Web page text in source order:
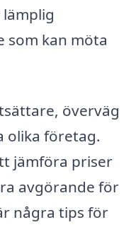
som kan möta
överväg
olika företag.
jämföra priser
avgörande för
några tips för